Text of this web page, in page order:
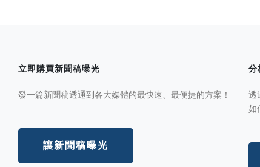
立即購買新聞稿曝光
發一篇新聞稿透通到各大媒體的最快速、最便捷的方案！
讓新聞稿曝光
分
透
如